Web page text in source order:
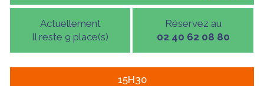
Actuellement
Il reste 9 place(s)
Réservez au
02 40 62 08 80
15H30